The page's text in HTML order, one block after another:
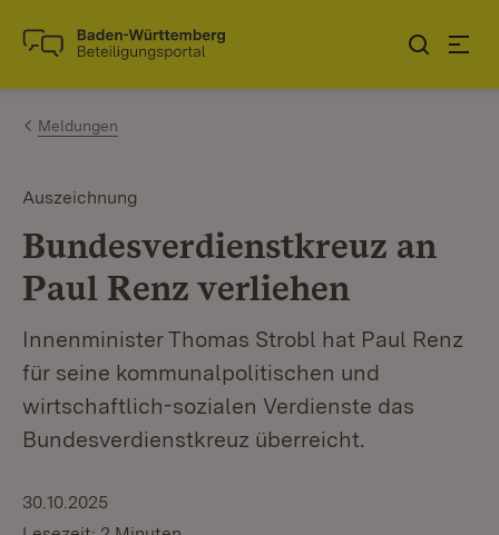
Zum Inhalt springen
Link zur Startseite
Meldungen
Auszeichnung
Bundesverdienstkreuz an
Paul Renz verliehen
Innenminister Thomas Strobl hat Paul Renz
für seine kommunalpolitischen und
wirtschaftlich-sozialen Verdienste das
Bundesverdienstkreuz überreicht.
30.10.2025